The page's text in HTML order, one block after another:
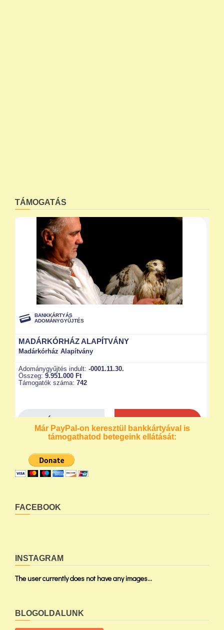
TÁMOGATÁS
Már PayPal-on keresztül bankkártyával is
támogathatod betegeink ellátását:
FACEBOOK
INSTAGRAM
The user currently does not have any images...
BLOGOLDALUNK